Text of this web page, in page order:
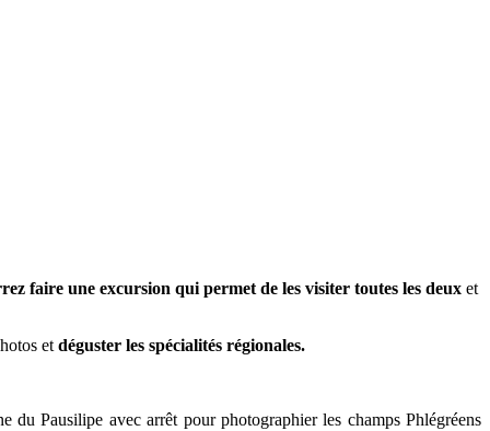
faire une excursion qui permet de les visiter toutes les deux et
et déguster les spécialités régionales.
Pausilipe avec arrêt pour photographier les champs Phlégréens